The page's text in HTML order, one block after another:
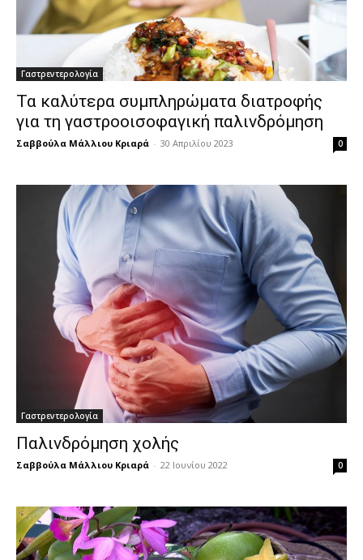
Γαστρεντερολογία
Τα καλύτερα συμπληρώματα διατροφής
για τη γαστροοισοφαγική παλινδρόμηση
Σαββούλα Μάλλιου Κριαρά - 30 Απριλίου 2023 0
Γαστρεντερολογία
Παλινδρόμηση χολής
Σαββούλα Μάλλιου Κριαρά - 22 Ιουνίου 2022 0